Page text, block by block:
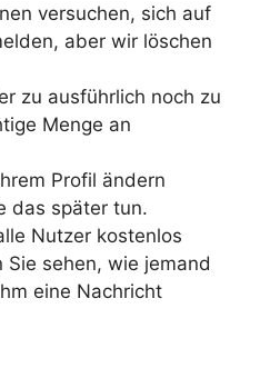
versuchen, sich auf
aber wir löschen
zu ausführlich noch zu
Menge an
Profil ändern
das später tun.
Nutzer kostenlos
sehen, wie jemand
eine Nachricht